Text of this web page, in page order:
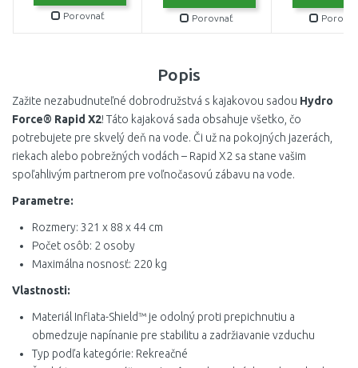
Porovnať Porovnať
Popis
Zažite nezabudnuteľné dobrodružstvá s kajakovou sadou Hydro
Force® Rapid X2! Táto kajaková sada obsahuje všetko, čo
potrebujete pre skvelý deň na vode. Či už na pokojných jazerách,
riekach alebo pobrežných vodách – Rapid X2 sa stane vašim
spoľahlivým partnerom pre voľnočasovú zábavu na vode.
Parametre:
Rozmery: 321 x 88 x 44 cm
Počet osôb: 2 osoby
Maximálna nosnosť: 220 kg
Vlastnosti:
Materiál Inflata-Shield™ je odolný proti prepichnutiu a
obmedzuje napínanie pre stabilitu a zadržiavanie vzduchu
Typ podľa kategórie: Rekreačné